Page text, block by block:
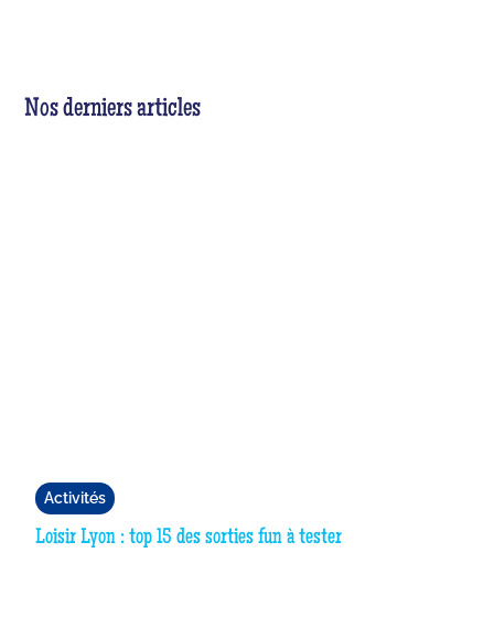
Nos derniers articles
Activités
Loisir Lyon : top 15 des sorties fun à tester